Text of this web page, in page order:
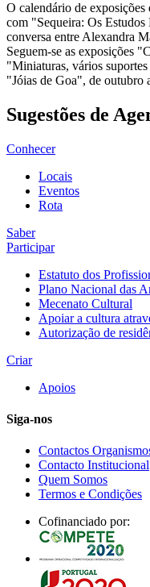
O calendário de
com "Sequeira: Os
conversa entre Alexandra
Seguem-se as exposições
"Miniaturas, vários
"Jóias de Goa", de outubro
Sugestões de
Conhecer
Locais
Eventos
Rota
Saber
Participar
Estatuto dos
Plano Nacional das
Mecenato Cultural
Apoiar a cultura
Autorização de
Criar
Apoios
Siga-nos
Contactos
Contacto Institucional
Quem Somos
Termos e Condições
Cofinanciado por: